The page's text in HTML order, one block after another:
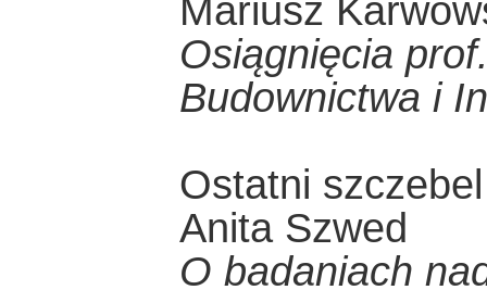
Mariusz
Osiągnięcia
Budownictwa i
Ostatni szczebel
Anita Szwed
O badaniach